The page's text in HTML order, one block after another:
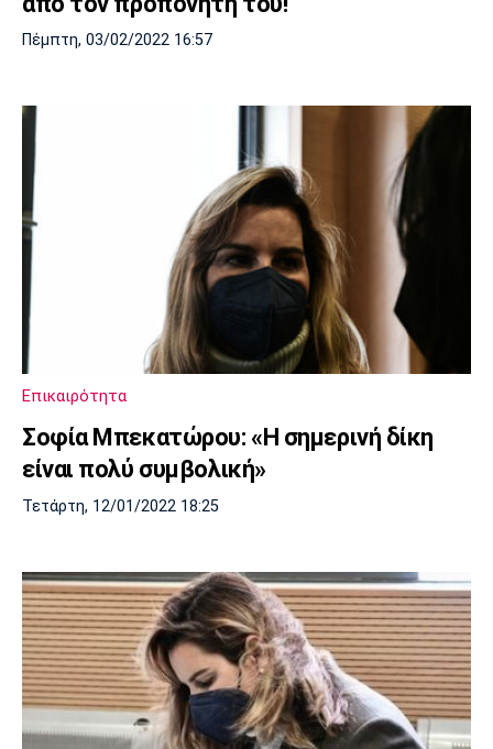
Πέμπτη, 03/02/2022 16:57
Επικαιρότητα
Σοφία Μπεκατώρου: «Η σημερινή δίκη
είναι πολύ συμβολική»
Τετάρτη, 12/01/2022 18:25